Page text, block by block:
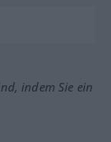
indem Sie ein